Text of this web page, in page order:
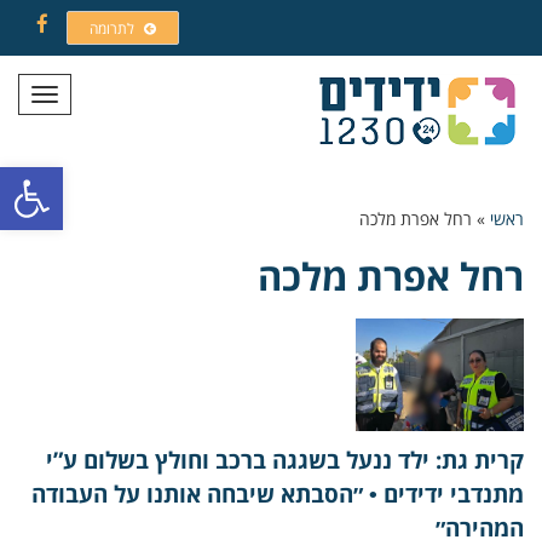
פתח
לתרומה
תפריט
ראשי » רחל אפרת מלכה
רחל אפרת מלכה
קרית גת: ילד ננעל בשגגה ברכב וחולץ בשלום ע”י
מתנדבי ידידים • ״הסבתא שיבחה אותנו על העבודה
המהירה״